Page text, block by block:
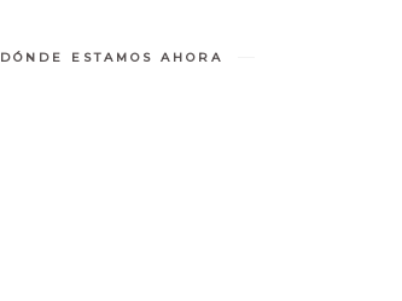
DÓNDE ESTAMOS AHORA